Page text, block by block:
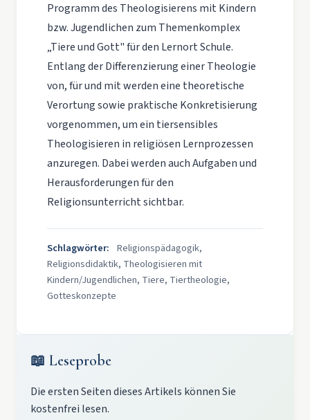
Programm des Theologisierens mit Kindern
bzw. Jugendlichen zum Themenkomplex
„Tiere und Gott" für den Lernort Schule.
Entlang der Differenzierung einer Theologie
von, für und mit werden eine theoretische
Verortung sowie praktische Konkretisierung
vorgenommen, um ein tiersensibles
Theologisieren in religiösen Lernprozessen
anzuregen. Dabei werden auch Aufgaben und
Herausforderungen für den
Religionsunterricht sichtbar.
Schlagwörter: Religionspädagogik,
Religionsdidaktik, Theologisieren mit
Kindern/Jugendlichen, Tiere, Tiertheologie,
Gotteskonzepte
📖 Leseprobe
Die ersten Seiten dieses Artikels können Sie
kostenfrei lesen.